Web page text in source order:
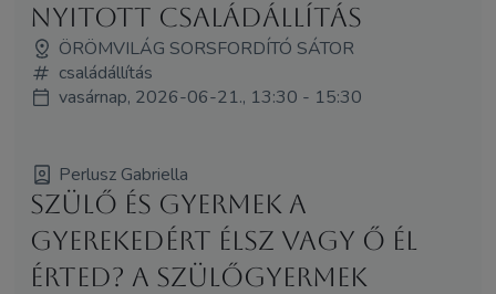
Nyitott családállítás
ÖRÖMVILÁG SORSFORDÍTÓ SÁTOR
családállítás
vasárnap, 2026-06-21., 13:30 - 15:30
Perlusz Gabriella
Szülő és gyermek A
gyerekedért élsz vagy ő él
érted? A szülőgyermek